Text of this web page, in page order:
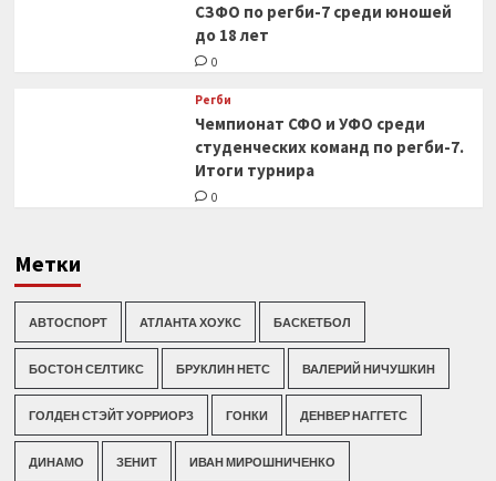
СЗФО по регби-7 среди юношей
до 18 лет
0
Регби
Чемпионат СФО и УФО среди
студенческих команд по регби-7.
Итоги турнира
0
Метки
АВТОСПОРТ АТЛАНТА ХОУКС БАСКЕТБОЛ
БОСТОН СЕЛТИКС БРУКЛИН НЕТС ВАЛЕРИЙ НИЧУШКИН
ГОЛДЕН СТЭЙТ УОРРИОРЗ ГОНКИ ДЕНВЕР НАГГЕТС
ДИНАМО ЗЕНИТ ИВАН МИРОШНИЧЕНКО